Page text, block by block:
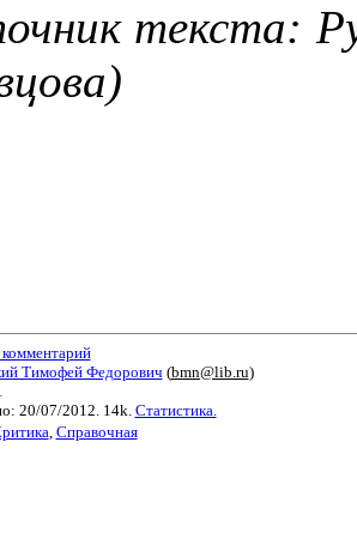
текста:
а)
Тимофей Федорович (bmn@lib.ru)
20/07/2012. 14k.Статистика.
, Справочная